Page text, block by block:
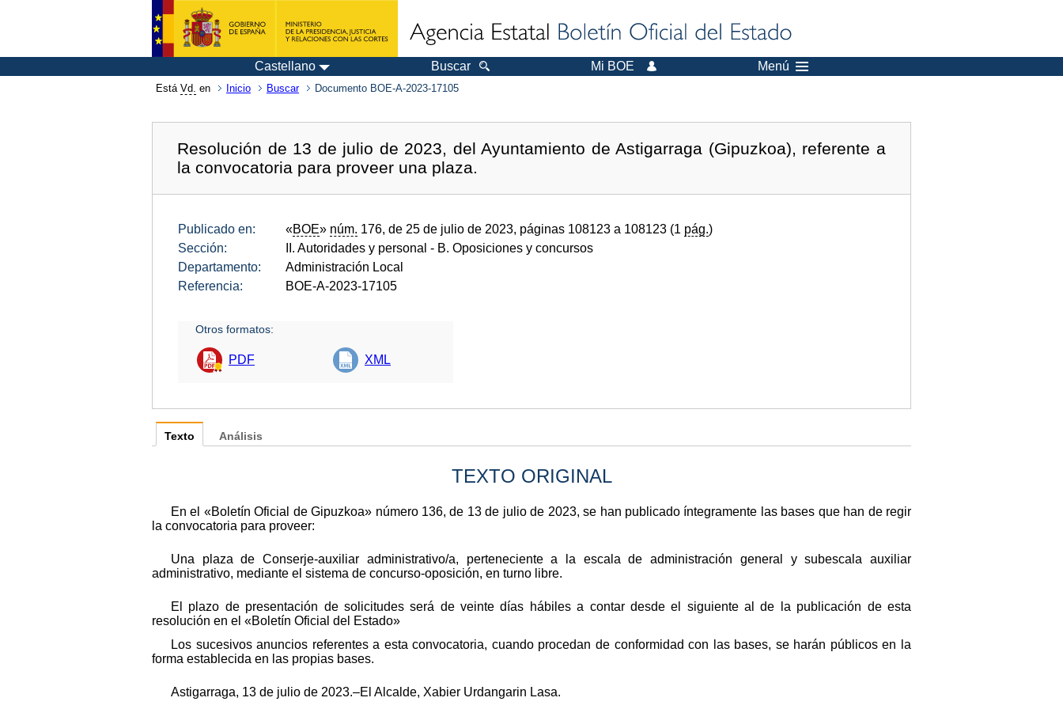
Castellano Buscar Mi BOE Menú
Está Vd. en Inicio Buscar Documento BOE-A-2023-17105
Resolución de 13 de julio de 2023, del Ayuntamiento de Astigarraga (Gipuzkoa), referente a
la convocatoria para proveer una plaza.
Publicado en: «BOE» núm. 176, de 25 de julio de 2023, páginas 108123 a 108123 (1 pág.)
Sección:
II. Autoridades y personal - B. Oposiciones y concursos
Departamento:
Administración Local
Referencia:
BOE-A-2023-17105
Otros formatos:
PDF XML
Texto
TEXTO ORIGINAL
En el «Boletín Oficial de Gipuzkoa» número 136, de 13 de julio de 2023, se han publicado íntegramente las bases que han de regir
la convocatoria para proveer:
Una plaza de Conserje-auxiliar administrativo/a, perteneciente a la escala de administración general y subescala auxiliar
administrativo, mediante el sistema de concurso-oposición, en turno libre.
El plazo de presentación de solicitudes será de veinte días hábiles a contar desde el siguiente al de la publicación de esta
resolución en el «Boletín Oficial del Estado»
Los sucesivos anuncios referentes a esta convocatoria, cuando procedan de conformidad con las bases, se harán públicos en la
forma establecida en las propias bases.
Astigarraga, 13 de julio de 2023.–El Alcalde, Xabier Urdangarin Lasa.
Análisis